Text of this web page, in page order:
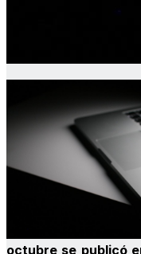
octubre se publicó